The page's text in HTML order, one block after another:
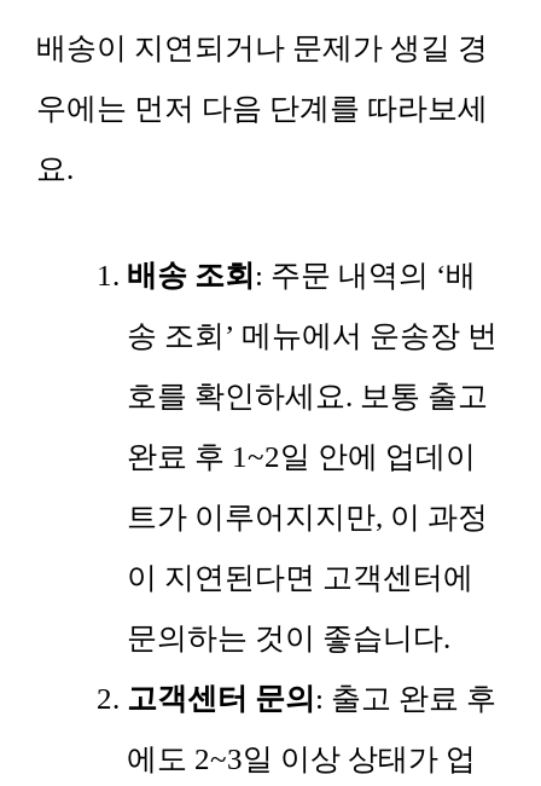
배송이 지연되거나 문제가 생길 경
우에는 먼저 다음 단계를 따라보세
요.
배송 조회 : 주문 내역의 ‘배
송 조회’ 메뉴에서 운송장 번
호를 확인하세요. 보통 출고
완료 후 1~2일 안에 업데이
트가 이루어지지만, 이 과정
이 지연된다면 고객센터에
문의하는 것이 좋습니다.
고객센터 문의 : 출고 완료 후
에도 2~3일 이상 상태가 업